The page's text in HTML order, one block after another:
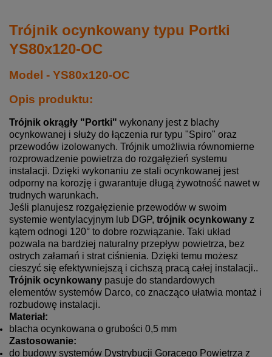
Trójnik ocynkowany typu Portki
YS80x120-OC
Model - YS80x120-OC
Opis produktu:
Trójnik okrągły "Portki" wykonany jest z blachy
ocynkowanej i służy do łączenia rur typu "Spiro" oraz
przewodów izolowanych. Trójnik umożliwia równomierne
rozprowadzenie powietrza do rozgałęzień systemu
instalacji. Dzięki wykonaniu ze stali ocynkowanej jest
odporny na korozję i gwarantuje długą żywotność nawet w
trudnych warunkach.
Jeśli planujesz rozgałęzienie przewodów w swoim
systemie wentylacyjnym lub DGP, trójnik ocynkowany z
kątem odnogi 120° to dobre rozwiązanie. Taki układ
pozwala na bardziej naturalny przepływ powietrza, bez
ostrych załamań i strat ciśnienia. Dzięki temu możesz
cieszyć się efektywniejszą i cichszą pracą całej instalacji..
Trójnik ocynkowany pasuje do standardowych
elementów systemów Darco, co znacząco ułatwia montaż i
rozbudowę instalacji.
Materiał:
blacha ocynkowana o grubości 0,5 mm
Zastosowanie:
do budowy systemów Dystrybucji Gorącego Powietrza z